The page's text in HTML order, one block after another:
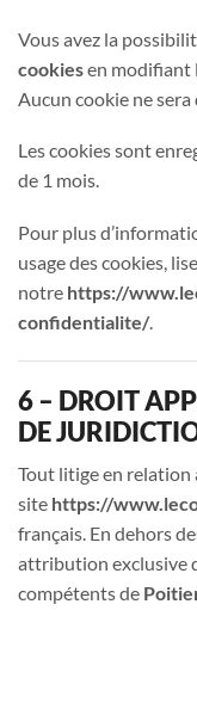
Vous avez la
cookiesen modifiant
Aucun cookie ne
Les cookies sont
de 1 mois.
Pour plus
usage des cookies,
notre https://
confidentialite/.
6 – DROIT
DE
Tout litige en relation
site https://
français. En dehors
attribution exclusive
compétents de